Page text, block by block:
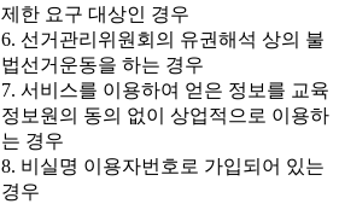
제한 요구 대상인 경우
6. 선거관리위원회의 유권해석 상의 불
법선거운동을 하는 경우
7. 서비스를 이용하여 얻은 정보를 교육
정보원의 동의 없이 상업적으로 이용하
는 경우
8. 비실명 이용자번호로 가입되어 있는
경우